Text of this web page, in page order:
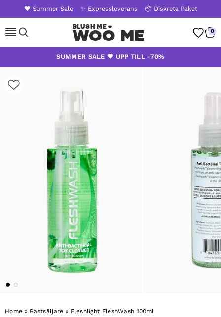
❤️ Summer Sale ✨ Expressleverans 📦 Diskreta Paket
Woo Me 0
SUMMER SALE ❤️ UPP TILL -70%
Home » Bästsäljare » Fleshlight FleshWash 100ml